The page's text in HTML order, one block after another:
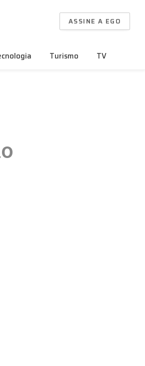
ASSINE A EGO
Turismo TV